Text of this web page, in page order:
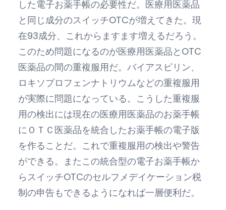
した電子お薬手帳の必要性だ。医療用医薬品
と同じ成分のスイッチOTCが増えてきた。現
在93成分、これからますます増えるだろう。
このため問題になるのが医療用医薬品とOTC
医薬品の間の重複服用だ。バイアスピリン、
ロキソプロフェンナトリウムなどの重複服用
が実際に問題になっている。こうした重複服
用の検出には現在の医療用医薬品のお薬手帳
にＯＴＣ医薬品を統合したお薬手帳の電子版
を作ることだ。これで重複服用の検出や警告
ができる。またこの統合型の電子お薬手帳か
らスイッチOTCのセルフメデイケーション税
制の申告もできるようになれば一層便利だ。